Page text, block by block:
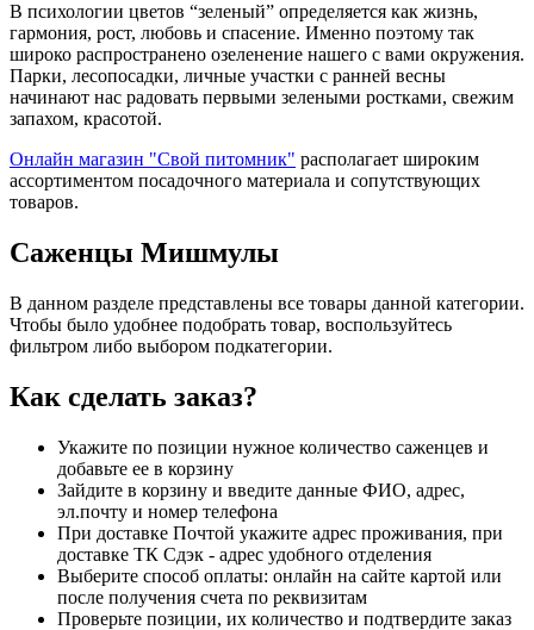
В психологии цветов “зеленый” определяется как жизнь,
гармония, рост, любовь и спасение. Именно поэтому так
широко распространено озеленение нашего с вами окружения.
Парки, лесопосадки, личные участки с ранней весны
начинают нас радовать первыми зелеными ростками, свежим
запахом, красотой.
Онлайн магазин "Свой питомник" располагает широким
ассортиментом посадочного материала и сопутствующих
товаров.
Саженцы Мишмулы
В данном разделе представлены все товары данной категории.
Чтобы было удобнее подобрать товар, воспользуйтесь
фильтром либо выбором подкатегории.
Как сделать заказ?
Укажите по позиции нужное количество саженцев и
добавьте ее в корзину
Зайдите в корзину и введите данные ФИО, адрес,
эл.почту и номер телефона
При доставке Почтой укажите адрес проживания, при
доставке ТК Сдэк - адрес удобного отделения
Выберите способ оплаты: онлайн на сайте картой или
после получения счета по реквизитам
Проверьте позиции, их количество и подтвердите заказ